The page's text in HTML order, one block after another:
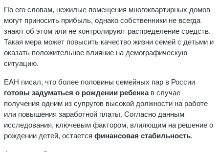
По его словам, нежилые помещения многоквартирных домов
могут приносить прибыль, однако собственники не всегда
знают об этом или не контролируют распределение средств.
Такая мера может повысить качество жизни семей с детьми и
оказать положительное влияние на демографическую
ситуацию.
ЕАН писал, что более половины семейных пар в России
готовы задуматься о рождении ребенкав случае
получения одним из супругов высокой должности на работе
или повышения заработной платы. Согласно данным
исследования, ключевым фактором, влияющим на решение о
рождении детей, остается финансовая стабильность.